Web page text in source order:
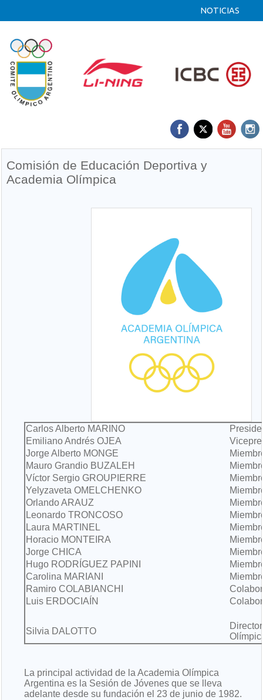
NOTICIAS
Comisión de Educación Deportiva y
Academia Olímpica
Carlos Alberto MARINO
Emiliano Andrés OJEA
Jorge Alberto MONGE
Mauro Grandio BUZALEH
Víctor Sergio GROUPIERRE
Yelyzaveta OMELCHENKO
Orlando ARAUZ
Leonardo TRONCOSO
Laura MARTINEL
Horacio MONTEIRA
Jorge CHICA
Hugo RODRÍGUEZ PAPINI
Carolina MARIANI
Ramiro COLABIANCHI
Luis ERDOCIAÍN
Silvia DALOTTO
La principal actividad de la Academia Olímpica
Argentina es la Sesión de Jóvenes que se lleva
adelante desde su fundación el 23 de junio de 1982.